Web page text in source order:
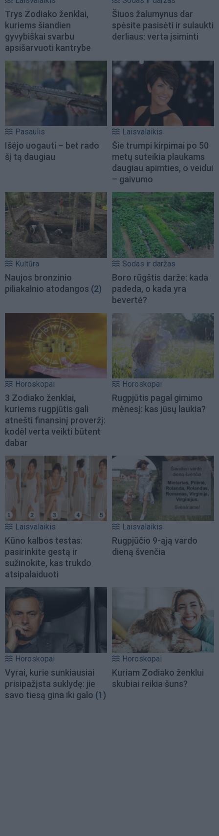
Trys Zodiako ženklai,
kuriems šiandien
gyvybiškai svarbu
apsišarvuoti kantrybe
Šiuos žalumynus dar
spėsite pasisėti ir sulaukti
derliaus: verta įsiminti
Pasaulis
Išėjo uogauti – bet rado
šį tą daugiau
Laisvalaikis
Šie trumpi kirpimai po 50
metų suteikia plaukams
daugiau apimties, o veidui
– gaivumo
Kultūra
Naujos bronzinio
piliakalnio atodangos (2)
Sodas ir daržas
Boro rūgštis darže: kada
padeda, o kada yra
bevertė?
Horoskopai
3 Zodiako ženklai,
kuriems rugpjūtis gali
atnešti finansinį proveržį:
kodėl verta veikti būtent
dabar
Horoskopai
Rugpjūtis pagal gimimo
mėnesį: kas jūsų laukia?
Laisvalaikis
Kūno kalbos testas:
pasirinkite gestą ir
sužinokite, kas trukdo
atsipalaiduoti
Laisvalaikis
Rugpjūčio 9-ąją vardo
dieną švenčia
Horoskopai
Vyrai, kurie sunkiausiai
prisipažįsta suklydę: jie
savo tiesą gina iki galo (1)
Horoskopai
Kuriam Zodiako ženklui
skubiai reikia šuns?